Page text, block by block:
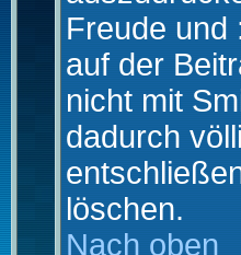
Freude und
auf der
nicht mit
dadurch
löschen.
Nach oben